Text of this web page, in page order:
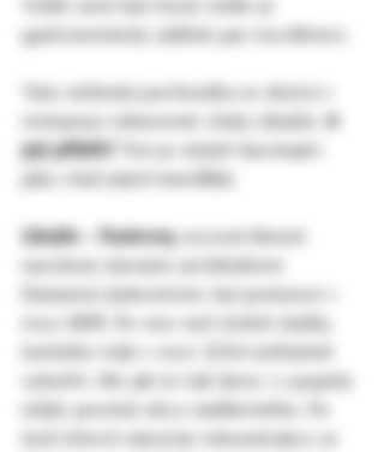
gastronomický zážitek par excellence.
Tato nebeská pochoutka se skrývá v
restauraci obnovené chaty Libušín.
A
její příběh?
Ten je stejně fascinující
jako chuť jejich knedlíků.
Libušín - Pustevny, secesní klenot
navržený slavným architektem
Dušanem Jurkovičem, byl postaven v
roce 1899. Po více než století služby
turistům však v roce 2014 nešťastně
vyhořel. Ale jak to tak bývá, i z popela
může povstat něco nádherného. Po
šesti letech náročné rekonstrukce se